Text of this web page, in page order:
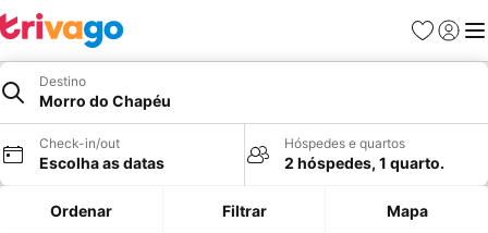
Favoritos
Iniciar
Destino
Morro do Chapéu
Check-in/out
Escolha as datas
Hóspedes e quartos
2 hóspedes, 1 quarto.
Ordenar Filtrar Mapa